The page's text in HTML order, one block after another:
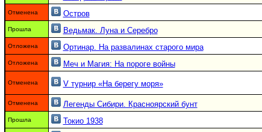
Отменена Остров
Прошла Ведьмак. Луна и Серебро
Отложена Ортинар. На развалинах старого мира
Отложена Меч и Магия: На пороге войны
Отменена V турнир «На берегу моря»
Отменена Легенды Сибири. Красноярский бунт
Прошла Токио 1938